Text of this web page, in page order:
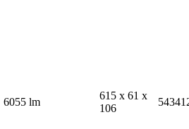
6055 lm
615 x 61 x
106